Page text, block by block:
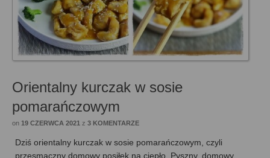
Orientalny kurczak w sosie
pomarańczowym
on 19 CZERWCA 2021 z 3 KOMENTARZE
Dziś orientalny kurczak w sosie pomarańczowym, czyli
przesmaczny domowy posiłek na ciepło. Pyszny, domowy